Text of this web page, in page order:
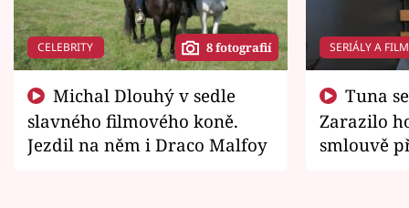
CELEBRITY 8 fotografií
slavného filmového koně.
Jezdil na něm i Draco Malfoy
SERIÁLY A
Zarazilo
smlouvě